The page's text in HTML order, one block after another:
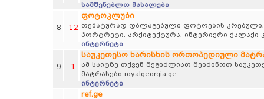
სამშენებლო მასალები
8 -12
ფოტოკლუბი
თემატურად დალაგებული ფოტოების კრებული,
პორტრეტი, არქიტექტურა, ინტერიერი ქალაქი
ინტერნეტი
9 -1
საუკეთესო ხარისხის ორთოპედიული
ამ საიტზე თქვენ შეგიძლიათ შეიძინოთ
მატრასები royalgeorgia.ge
ინტერნეტი
ref.ge